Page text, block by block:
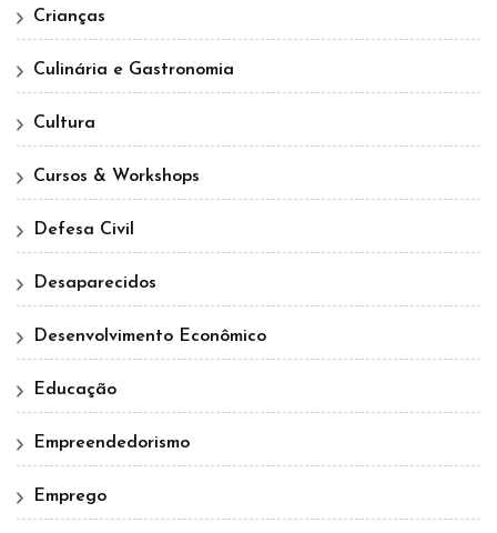
Crianças
Culinária e Gastronomia
Cultura
Cursos & Workshops
Defesa Civil
Desaparecidos
Desenvolvimento Econômico
Educação
Empreendedorismo
Emprego